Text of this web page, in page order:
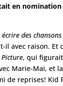
en
des
il avec raison. Et
Picture, qui
Marie-Mai, et
reprises! Kid